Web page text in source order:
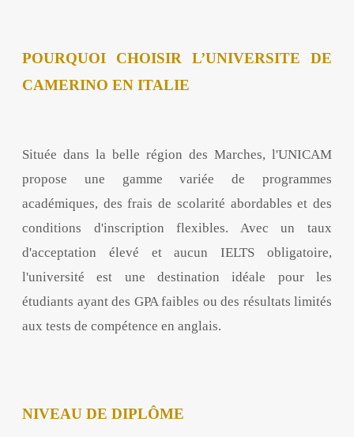
POURQUOI CHOISIR L’UNIVERSITE DE
CAMERINO EN ITALIE
Située dans la belle région des Marches, l'UNICAM
propose une gamme variée de programmes
académiques, des frais de scolarité abordables et des
conditions d'inscription flexibles. Avec un taux
d'acceptation élevé et aucun IELTS obligatoire,
l'université est une destination idéale pour les
étudiants ayant des GPA faibles ou des résultats limités
aux tests de compétence en anglais.
NIVEAU DE DIPLÔME